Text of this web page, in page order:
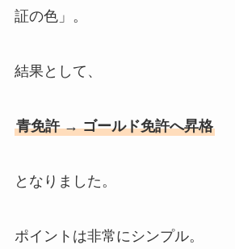
証の色」。
結果として、
青免許 → ゴールド免許へ昇格
となりました。
ポイントは非常にシンプル。